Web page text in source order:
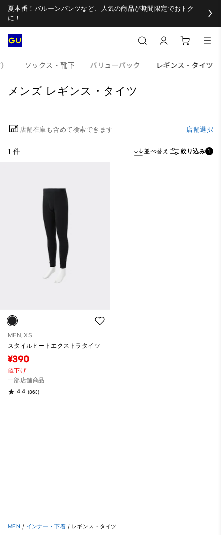
夏本番！バルーンパンツなど、人気の商品が期間限定でおトク
に！
ソックス・靴下 バリューパック レギンス・タイツ
メンズ レギンス・タイツ
店舗在庫も含めて検索できます 店舗選択
1 件 並べ替え 絞り込み 1
MEN, XS
スタイルヒートエクストラタイツ
¥390
値下げ
一部店舗商品
4.4 (363)
MEN / インナー・下着 / レギンス・タイツ